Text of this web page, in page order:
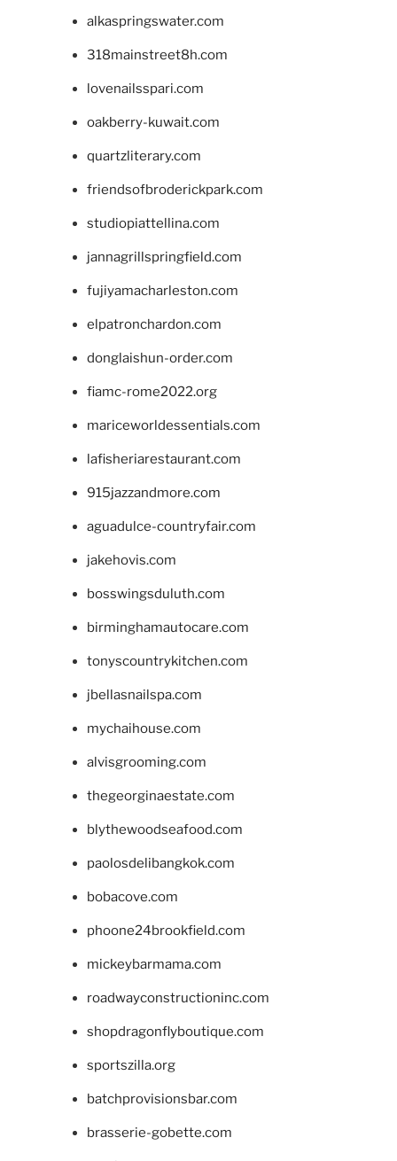
alkaspringswater.com
318mainstreet8h.com
lovenailsspari.com
oakberry-kuwait.com
quartzliterary.com
friendsofbroderickpark.com
studiopiattellina.com
jannagrillspringfield.com
fujiyamacharleston.com
elpatronchardon.com
donglaishun-order.com
fiamc-rome2022.org
mariceworldessentials.com
lafisheriarestaurant.com
915jazzandmore.com
aguadulce-countryfair.com
jakehovis.com
bosswingsduluth.com
birminghamautocare.com
tonyscountrykitchen.com
jbellasnailspa.com
mychaihouse.com
alvisgrooming.com
thegeorginaestate.com
blythewoodseafood.com
paolosdelibangkok.com
bobacove.com
phoone24brookfield.com
mickeybarmama.com
roadwayconstructioninc.com
shopdragonflyboutique.com
sportszilla.org
batchprovisionsbar.com
brasserie-gobette.com